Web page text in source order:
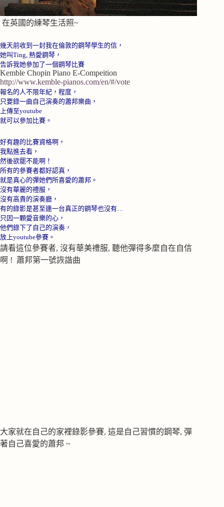
在英國的練琴生活照~
幾天前收到一封我在倫敦的鋼琴學生的信，
她叫Ting, 熱愛鋼琴，
告訴我她參加了一個鋼琴比賽
Kemble Chopin Piano E-Compeition
http://www.kemble-pianos.com/en/#/vote
報名的人不限年紀，程度，
只要錄一曲自己演奏的蕭邦樂曲，
上傳至youtube
就可以參加比賽。
好有趣的比賽資格啊，
我點進去看，
然後欲罷不能啊！
所有的參賽者都好認真，
就是真心的彈她們所喜愛的蕭邦。
沒有華麗的禮服，
沒有高貴的演奏廳，
有的錄影是甚至連一台真正的鋼琴也沒有…
只因一顆愛音樂的心，
他們錄下了自己的演奏，
放上youtube參賽。
請看這位參賽者, 沒有華美禮服, 聽他彈得多麼自在自信
啊 ! 蕭邦第一號詼諧曲
大家就在自己的家裡錄影參賽, 這是自己習慣的鋼琴, 彈
著自己喜愛的蕭邦 ~